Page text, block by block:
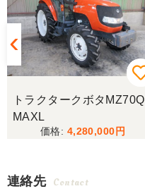
トラクタークボタMZ70Q
MAXL
4,280,000
連絡先 Contact